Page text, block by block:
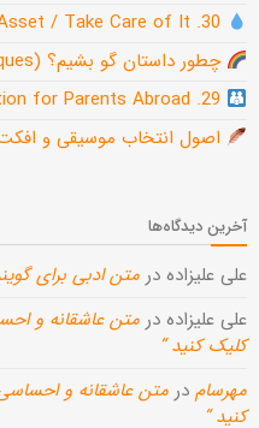
چطور داستان گو بشیم؟ (Storytelling Voice Techniques)
اصول انتخاب موسیقی و
آخرین دیدگاه‌ها
علی علیزاده در متن ادبی برای
علی علیزاده در متن عاشقانه و
کلیک کنید “
مهرسام در متن عاشقانه و
کنید “